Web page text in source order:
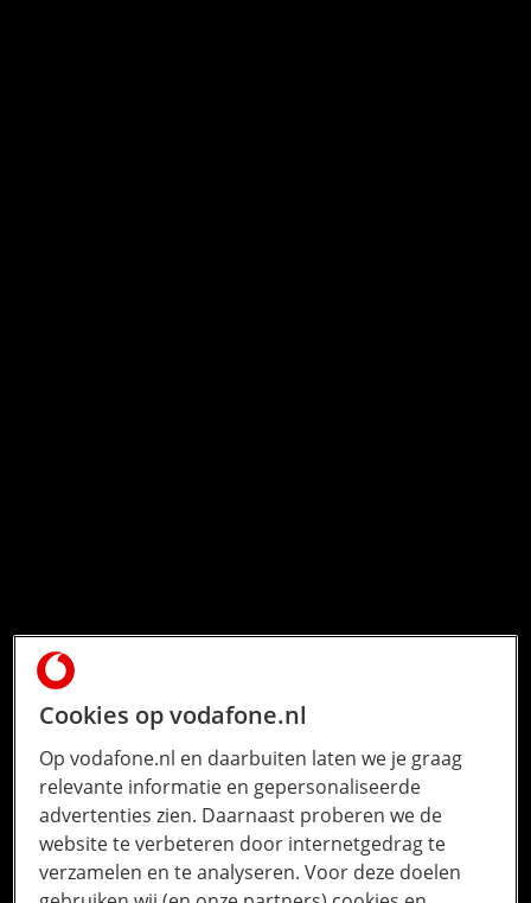
Cookies op vodafone.nl
Op vodafone.nl en daarbuiten laten we je graag
relevante informatie en gepersonaliseerde
advertenties zien. Daarnaast proberen we de
website te verbeteren door internetgedrag te
verzamelen en te analyseren. Voor deze doelen